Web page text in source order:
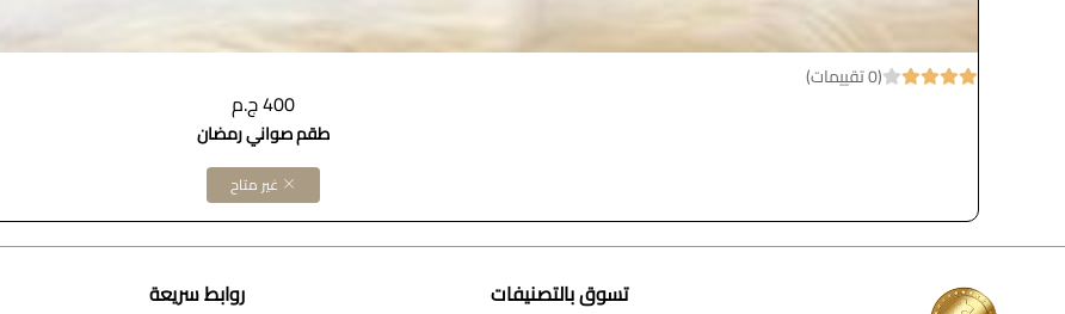
(0 تقييمات)
400 ج.م
طقم صواني رمضان
غير متاح
تسوق بالتصنيفات روابط سريعة